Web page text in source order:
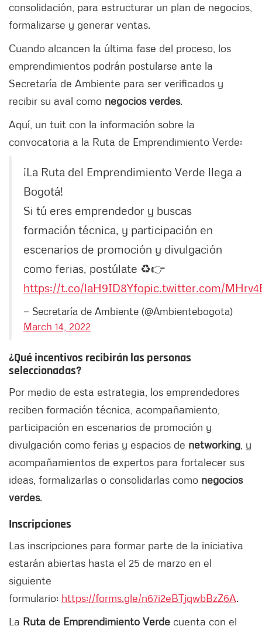
consolidación, para estructurar un plan de negocios,
formalizarse y generar ventas.
Cuando alcancen la última fase del proceso, los
emprendimientos podrán postularse ante la
Secretaría de Ambiente para ser verificados y
recibir su aval como negocios verdes.
Aquí, un tuit con la información sobre la
convocatoria a la Ruta de Emprendimiento Verde:
¡La Ruta del Emprendimiento Verde llega a
Bogotá!
Si tú eres emprendedor y buscas
formación técnica, y participación en
escenarios de promoción y divulgación
como ferias, postúlate ♻️👉
https://t.co/laH9ID8Yfopic.twitter.com/
— Secretaría de Ambiente (@Ambientebogota)
March 14, 2022
¿Qué incentivos recibirán las personas
seleccionadas?
Por medio de esta estrategia, los emprendedores
reciben formación técnica, acompañamiento,
participación en escenarios de promoción y
divulgación como ferias y espacios de networking , y
acompañamientos de expertos para fortalecer sus
ideas, formalizarlas o consolidarlas como negocios
verdes.
Inscripciones
Las inscripciones para formar parte de la iniciativa
estarán abiertas hasta el 25 de marzo en el
siguiente
formulario: https://forms.gle/n67i2eBTjqwbBzZ6A.
La Ruta de Emprendimiento Verde cuenta con el